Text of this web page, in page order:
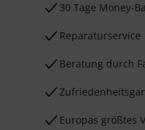
30 Tage Money-
Reparaturservice
Beratung durch
Europas größtes